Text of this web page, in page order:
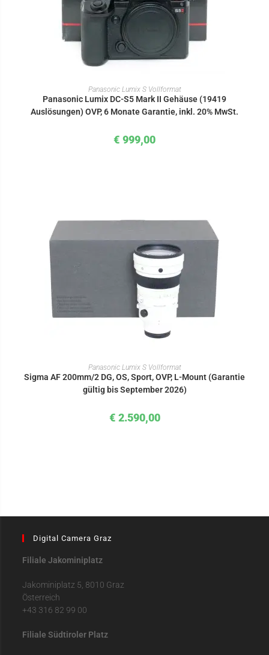
IN DEN WARENKORB
Panasonic Lumix S Vollformat
Panasonic Lumix DC-S5 Mark II Gehäuse (19419
Auslösungen) OVP, 6 Monate Garantie, inkl. 20% MwSt.
€ 999,00
IN DEN WARENKORB
Panasonic Lumix S Vollformat
Sigma AF 200mm/2 DG, OS, Sport, OVP, L-Mount (Garantie
gültig bis September 2026)
€ 2.590,00
Digital Camera Graz
Filiale Jakominiplatz
Jakominiplatz 5, 8010 Graz
Österreich
+43 316 82 99 00
Filiale Südtiroler Platz